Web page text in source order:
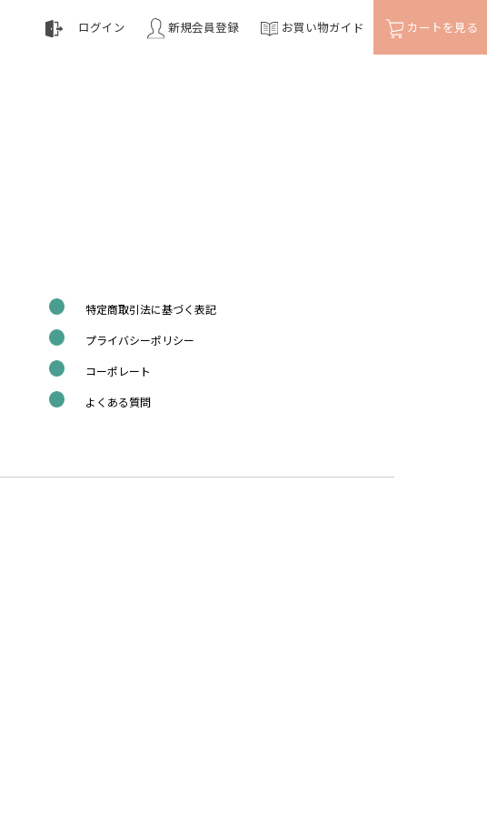
ログイン 新規会員登録 お買い物ガイド カートを見る
特定商取引法に基づく表記
プライバシーポリシー
コーポレート
よくある質問